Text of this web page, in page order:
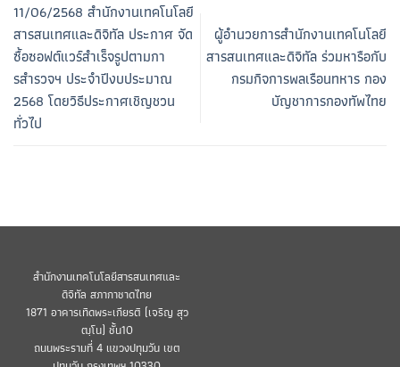
11/06/2568 สำนักงานเทคโนโลยี
สารสนเทศและดิจิทัล ประกาศ จัด
ซื้อซอฟต์แวร์สำเร็จรูปตามกา
รสำรวจฯ ประจำปีงบประมาณ
2568 โดยวิธีประกาศเชิญชวน
ทั่วไป
ผู้อำนวยการสำนักงานเทคโนโลยี
สารสนเทศและดิจิทัล ร่วมหารือกับ
กรมกิจการพลเรือนทหาร กอง
บัญชาการกองทัพไทย
สำนักงานเทคโนโลยีสารสนเทศและ
ดิจิทัล สภากาชาดไทย
1871 อาคารเทิดพระเกียรติ (เจริญ สุว
ฒฺโน) ชั้น10
ถนนพระรามที่ 4 แขวงปทุมวัน เขต